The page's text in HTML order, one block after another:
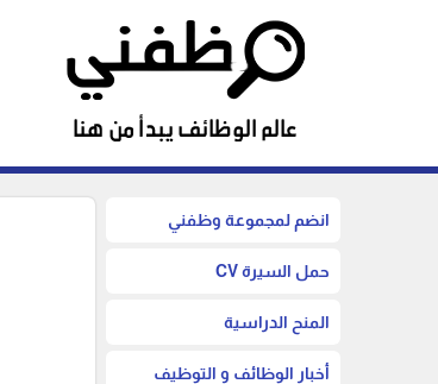
انضم لمجموعة وظفني
حمل السيرة CV
المنح الدراسية
أخبار الوظائف و التوظيف